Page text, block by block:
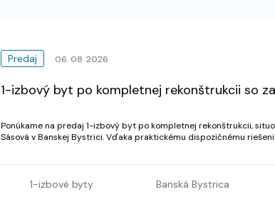
Predaj 06. 08. 2026
1-izbový byt po kompletnej rekonštrukcii so
Ponúkame na predaj 1-izbový byt po kompletnej rekonštrukcii,
Sásová v Banskej Bystrici. Vďaka praktickému dispozičnému riešeniu je ideálny pre
1-izbové byty Banská Bystrica